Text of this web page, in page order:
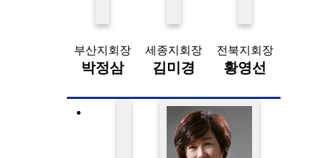
부산지회장
박정삼
세종지회장
김미경
전북지회장
황영선